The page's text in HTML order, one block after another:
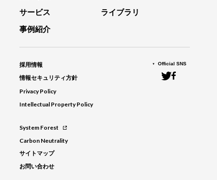
サービス
事例紹介
ライブラリ
採用情報
情報セキュリティ方針
Privacy Policy
Intellectual Property Policy
System Forest
Carbon Neutrality
サイトマップ
お問い合わせ
Official SNS